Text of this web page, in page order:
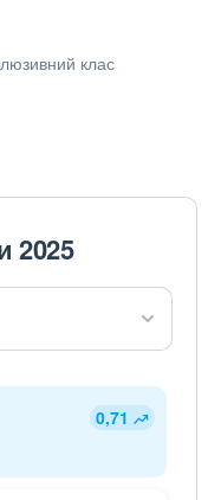
клас
2025
0,71